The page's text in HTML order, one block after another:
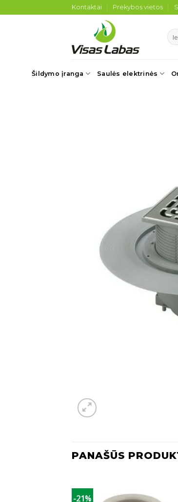
to
Kontaktai Prekybos vietos
Šildymo įranga Saulės elektrinės
PANAŠŪS
-21%